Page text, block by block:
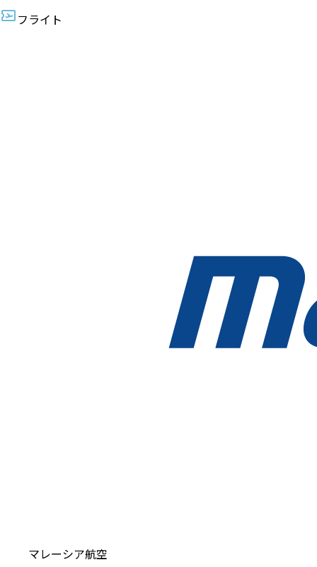
フライト
マレーシア航空